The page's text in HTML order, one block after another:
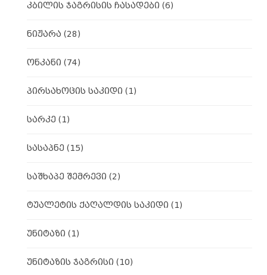
კბილის ჯაგრისის ჩასადები (6)
ნიჟარა (28)
ონკანი (74)
პირსახოცის საკიდი (1)
სარკე (1)
სასაპნე (15)
საშხაპე შემრევი (2)
ტუალეტის ქაღალდის საკიდი (1)
უნიტაზი (1)
უნიტაზის ჯაგრისი (10)